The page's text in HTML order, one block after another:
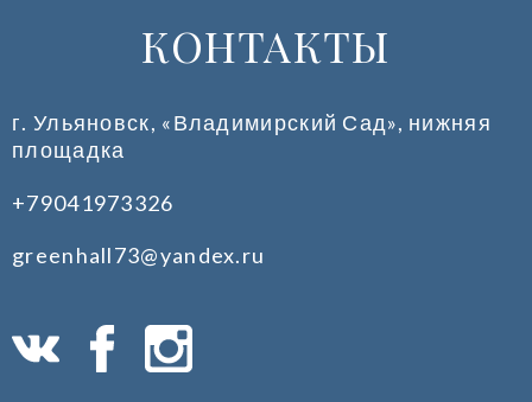
КОНТАКТЫ
г. Ульяновск, «Владимирский Сад», нижняя
площадка
+79041973326
greenhall73@yandex.ru